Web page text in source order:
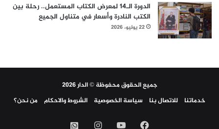
الدورة الـ14 لمعرض الكتاب المستعمل.. رحلة بين
الكتب النادرة وأسعار في متناول الجميع
22 يوليو، 2026
جميع الحقوق محفوظة © الدار 2026
خدماتنا
للاتصال بنا سياسة الخصوصية الشروط والاحكام من نحن؟
فيسبوك‫YouTubeانستقرامواتساب